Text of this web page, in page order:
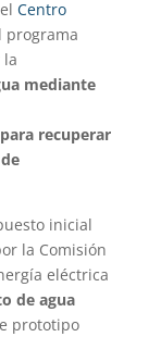
Centro
la
mediante
recuperar
inicial
la Comisión
eléctrica
de agua
prototipo